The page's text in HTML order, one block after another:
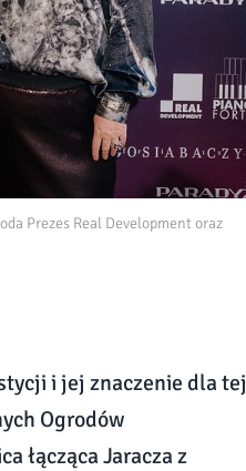
Prezes Real Development oraz
i jej znaczenie dla tej
Ogrodów
łącząca Jaracza z